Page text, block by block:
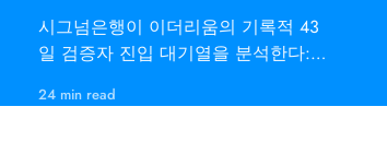
시그넘은행이 이더리움의 기록적 43
일 검증자 진입 대기열을 분석한다:
24 min read